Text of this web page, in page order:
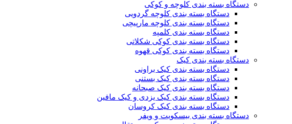
دستگاه بسته بندی کلوچه و کوکی
دستگاه بسته بندی کلوچه گردویی
دستگاه بسته بندی کلوچه مارپیچی
دستگاه بسته بندی کلمپه
دستگاه بسته بندی کوکی شکلاتی
دستگاه بسته بندی کوکی قهوه
دستگاه بسته بندی کیک
دستگاه بسته بندی کیک براونی
دستگاه بسته بندی کیک بستنی
دستگاه بسته بندی کیک صبحانه
دستگاه بسته بندی کیک یزدی و کیک مافین
دستگاه بسته بندی کیک کروسان
دستگاه بسته بندی بیسکویت و ویفر